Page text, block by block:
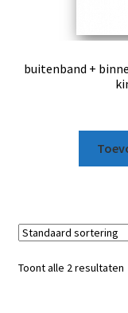
buitenband +
Toont alle 2 resultaten